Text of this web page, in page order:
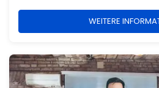
Haftungsbeschränkung Wir sind
Gesetzes für die Inhalte unserer
verantwortlich; wir sind nicht
WEITERE